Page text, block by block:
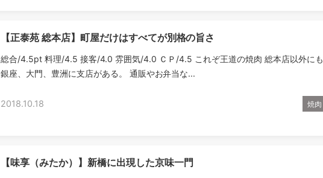
【正泰苑 総本店】町屋だけはすべてが別格の旨さ
総合/4.5pt 料理/4.5 接客/4.0 雰囲気/4.0 ＣＰ/4.5 これぞ王道の焼肉 総本店以外にも
銀座、大門、豊洲に支店がある。 通販やお弁当な...
2018.10.18 焼肉
【味享（みたか）】新橋に出現した京味一門